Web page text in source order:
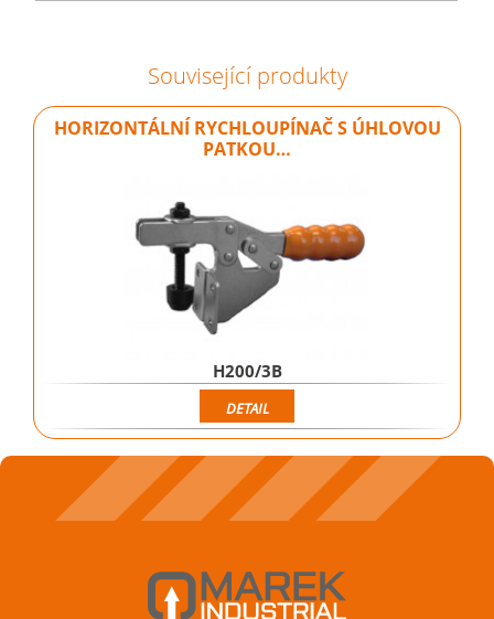
Související produkty
HORIZONTÁLNÍ RYCHLOUPÍNAČ S ÚHLOVOU
PATKOU…
H200/3B
DETAIL